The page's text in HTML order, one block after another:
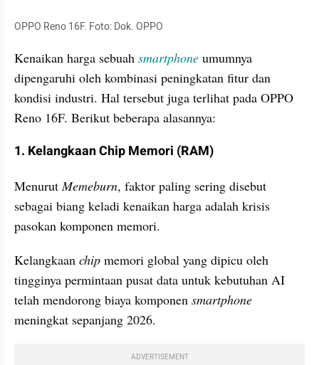
OPPO Reno 16F. Foto: Dok. OPPO
Kenaikan harga sebuah smartphone umumnya
dipengaruhi oleh kombinasi peningkatan fitur dan
kondisi industri. Hal tersebut juga terlihat pada OPPO
Reno 16F. Berikut beberapa alasannya:
1. Kelangkaan Chip Memori (RAM)
Menurut Memeburn, faktor paling sering disebut
sebagai biang keladi kenaikan harga adalah krisis
pasokan komponen memori.
Kelangkaan chip memori global yang dipicu oleh
tingginya permintaan pusat data untuk kebutuhan AI
telah mendorong biaya komponen smartphone
meningkat sepanjang 2026.
ADVERTISEMENT